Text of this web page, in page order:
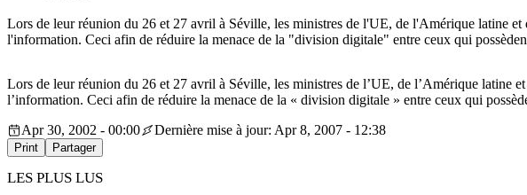
Lors de leur réunion du 26 et 27 avril à Séville, les ministres de l'UE, de l'Amérique latine
l'information. Ceci afin de réduire la menace de la "division digitale" entre ceux qui
Lors de leur réunion du 26 et 27 avril à Séville, les ministres de l’UE, de l’Amérique latine
l’information. Ceci afin de réduire la menace de la « division digitale » entre ceux qui
Apr 30, 2002 - 00:00
Dernière mise à jour: Apr 8, 2007 - 12:38
Print Partager
LES PLUS LUS